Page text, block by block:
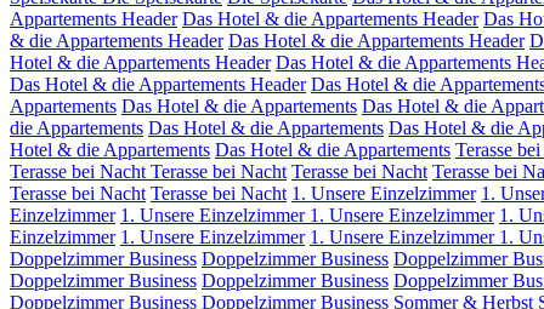
Appartements Header Das Hotel & die Appartements Header Das
& die Appartements Header Das Hotel & die Appartements Header
Hotel & die Appartements Header Das Hotel & die Appartements
Das Hotel & die Appartements Header Das Hotel & die
Appartements Das Hotel & die Appartements Das Hotel & die
die Appartements Das Hotel & die Appartements Das Hotel & die
Hotel & die Appartements Das Hotel & die Appartements Terasse
Terasse bei Nacht Terasse bei Nacht Terasse bei Nacht Terasse bei
Terasse bei Nacht Terasse bei Nacht 1. Unsere Einzelzimmer 1.
Einzelzimmer 1. Unsere Einzelzimmer 1. Unsere Einzelzimmer 1.
Einzelzimmer 1. Unsere Einzelzimmer 1. Unsere Einzelzimmer 1.
Doppelzimmer Business Doppelzimmer Business Doppelzimmer
Doppelzimmer Business Doppelzimmer Business Doppelzimmer
Doppelzimmer Business Doppelzimmer Business Sommer & Herbst